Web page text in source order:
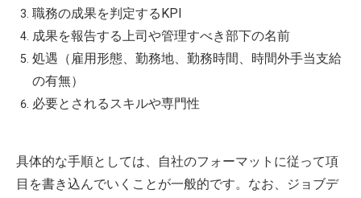
職務の成果を判定するKPI
成果を報告する上司や管理すべき部下の名前
処遇（雇用形態、勤務地、勤務時間、時間外手当支給
の有無）
必要とされるスキルや専門性
具体的な手順としては、自社のフォーマットに従って項
目を書き込んでいくことが一般的です。なお、ジョブデ